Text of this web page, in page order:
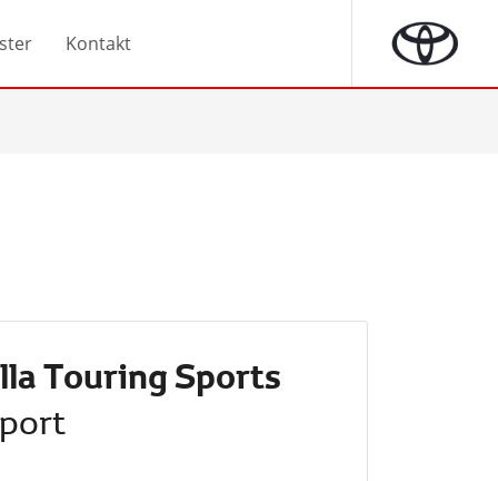
Kontakt
Touring Sports